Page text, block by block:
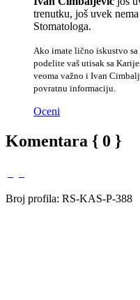
trenutku, još uvek
Stomatologa.
Ako imate lično iskustvo sa
podelite vaš utisak sa
veoma važno i Ivan
povratnu informaciju.
Oceni
Komentara { 0 }
Broj profila: RS-KAS-P-388